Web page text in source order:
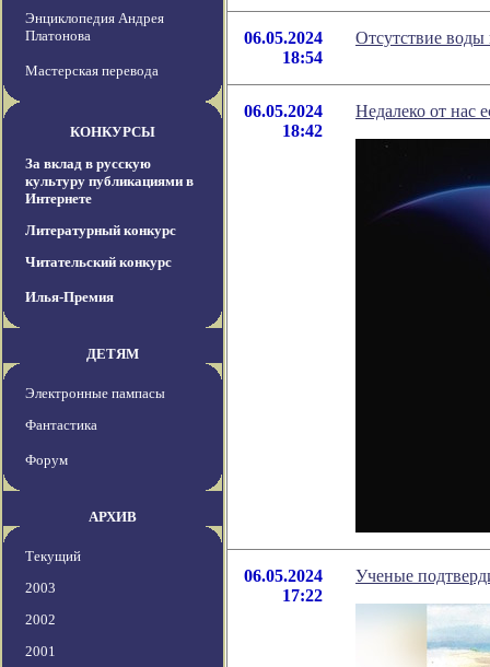
Энциклопедия Андрея
Платонова
Мастерская перевода
КОНКУРСЫ
За вклад в русскую
культуру публикациями в
Интернете
Литературный конкурс
Читательский конкурс
Илья-Премия
ДЕТЯМ
Электронные пампасы
Фантастика
Форум
АРХИВ
Текущий
2003
2002
2001
06.05.2024
18:54
Отсутствие воды
06.05.2024
18:42
Недалеко от нас
06.05.2024
17:22
Ученые